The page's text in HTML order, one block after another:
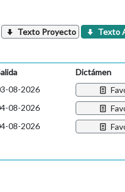
Texto Proyecto Texto
Dictámen
08-2026
08-2026
08-2026